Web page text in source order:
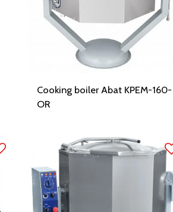
Cooking boiler Abat KPEM-160-
OR